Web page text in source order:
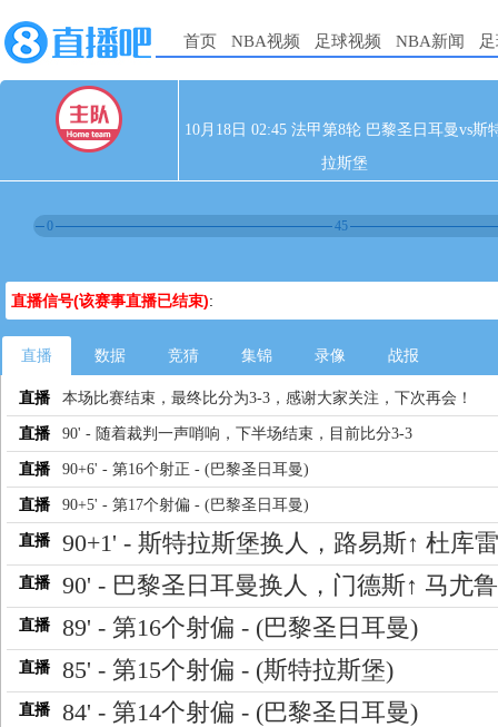
首页 NBA视频 足球视频 NBA新闻
10月18日 02:45 法甲第8轮 巴黎圣日耳曼vs斯
拉斯堡
0 45
直播信号(该赛事直播已结束):
直播 数据 竞猜 集锦 录像 战报
直播 本场比赛结束，最终比分为3-3，感谢大家关注，下次再会！
直播 90' - 随着裁判一声哨响，下半场结束，目前比分3-3
直播 90+6' - 第16个射正 - (巴黎圣日耳曼)
直播 90+5' - 第17个射偏 - (巴黎圣日耳曼)
直播 90+1' - 斯特拉斯堡换人，路易斯↑ 杜库
直播 90' - 巴黎圣日耳曼换人，门德斯↑ 马尤
直播 89' - 第16个射偏 - (巴黎圣日耳曼)
直播 85' - 第15个射偏 - (斯特拉斯堡)
直播 84' - 第14个射偏 - (巴黎圣日耳曼)